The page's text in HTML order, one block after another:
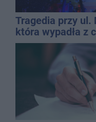
Tragedia przy ul.
która wypadła z